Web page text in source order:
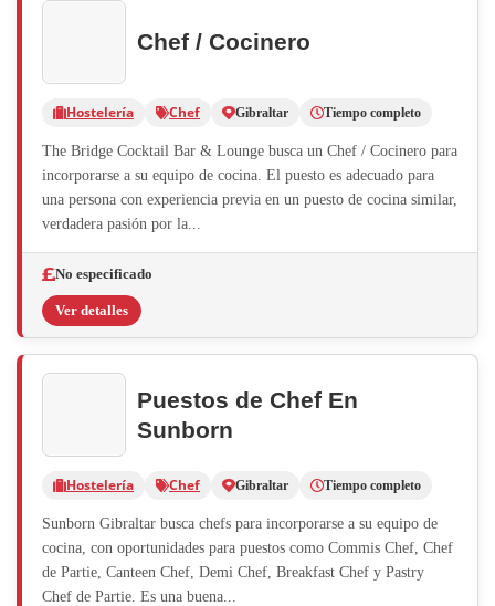
Chef / Cocinero
Hostelería Chef Gibraltar Tiempo completo
The Bridge Cocktail Bar & Lounge busca un Chef / Cocinero para
incorporarse a su equipo de cocina. El puesto es adecuado para
una persona con experiencia previa en un puesto de cocina similar,
verdadera pasión por la...
No especificado
Ver detalles
Puestos de Chef En
Sunborn
Hostelería Chef Gibraltar Tiempo completo
Sunborn Gibraltar busca chefs para incorporarse a su equipo de
cocina, con oportunidades para puestos como Commis Chef, Chef
de Partie, Canteen Chef, Demi Chef, Breakfast Chef y Pastry
Chef de Partie. Es una buena...